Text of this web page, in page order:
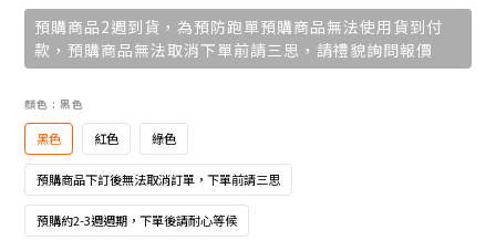
預購商品2週到貨，為預防跑單預購商品無法使用貨到付
款，預購商品無法取消下單前請三思，請禮貌詢問報價
顏色 : 黑色
黑色 紅色 綠色
預購商品下訂後無法取消訂單，下單前請三思
預購約2-3週週期，下單後請耐心等候